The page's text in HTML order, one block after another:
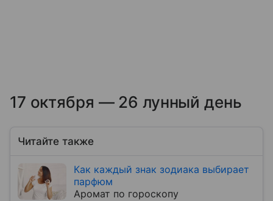
17 октября — 26 лунный день
Читайте также
Как каждый знак зодиака выбирает
парфюм
Аромат по гороскопу